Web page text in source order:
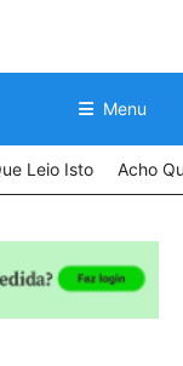
Menu
Leio Isto Acho